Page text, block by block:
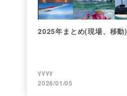
2025年まとめ(現場、移動)
yyyy
2026/01/05